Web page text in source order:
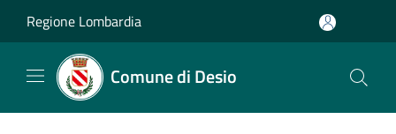
Regione Lombardia
Comune di Desio